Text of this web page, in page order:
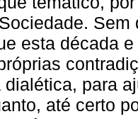
esta década
dialética, para
até certo